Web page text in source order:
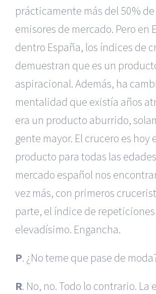
prácticamente más del 50%
emisores de mercado. Pero en
dentro España, los índices de
demuestran que es un
aspiracional. Además, ha
mentalidad que existía años
era un producto aburrido,
gente mayor. El crucero es hoy
producto para todas las
mercado español nos
vez más, con primeros
parte, el índice de repeticiones
elevadísimo. Engancha.
P. ¿No teme que pase de
R. No, no. Todo lo contrario. La